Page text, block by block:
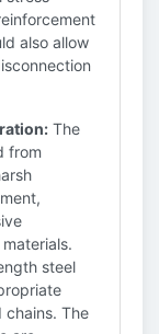
also allow
The
from
steel
chains. The